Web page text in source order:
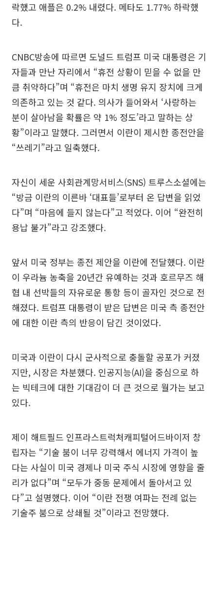
락했고 애플은 0.2% 내렸다. 메타도 1.77% 하락했
다.
CNBC방송에 따르면 도널드 트럼프 미국 대통령은 기
자들과 만난 자리에서 “휴전 상황이 믿을 수 없을 만
큼 취약하다”며 “휴전은 마치 생명 유지 장치에 크게
의존하고 있는 것 같다. 의사가 들어와서 ‘사랑하는
분이 살아남을 확률은 약 1% 정도’라고 말하는 상
황”이라고 말했다. 그러면서 이란이 제시한 종전안을
“쓰레기”라고 일축했다.
자신이 세운 사회관계망서비스(SNS) 트루스소셜에는
“방금 이란의 이른바 ‘대표들’로부터 온 답변을 읽었
다”며 “마음에 들지 않는다”고 적었다. 이어 “완전히
용납 불가”라고 강조했다.
앞서 미국 정부는 종전 제안을 이란에 전달했다. 이란
이 우라늄 농축을 20년간 유예하는 것과 호르무즈 해
협 내 선박들의 자유로운 통항 등이 골자인 것으로 전
해졌다. 트럼프 대통령이 받은 답변은 미국 측 종전안
에 대한 이란 측의 반응이 담긴 것이었다.
미국과 이란이 다시 군사적으로 충돌할 공포가 커졌
지만, 시장은 차분했다. 인공지능(AI)을 중심으로 하
는 빅테크에 대한 기대감이 더 큰 것으로 월가는 보고
있다.
제이 해트필드 인프라스트럭처캐피털어드바이저 창
립자는 “기술 붐이 너무 강력해서 에너지 가격이 높
다는 사실이 미국 경제나 미국 주식 시장에 영향을 줄
리가 없다”며 “모두가 중동 문제에서 돌아서고 있
다”고 설명했다. 이어 “이란 전쟁 여파는 전례 없는
기술주 붐으로 상쇄될 것”이라고 전망했다.